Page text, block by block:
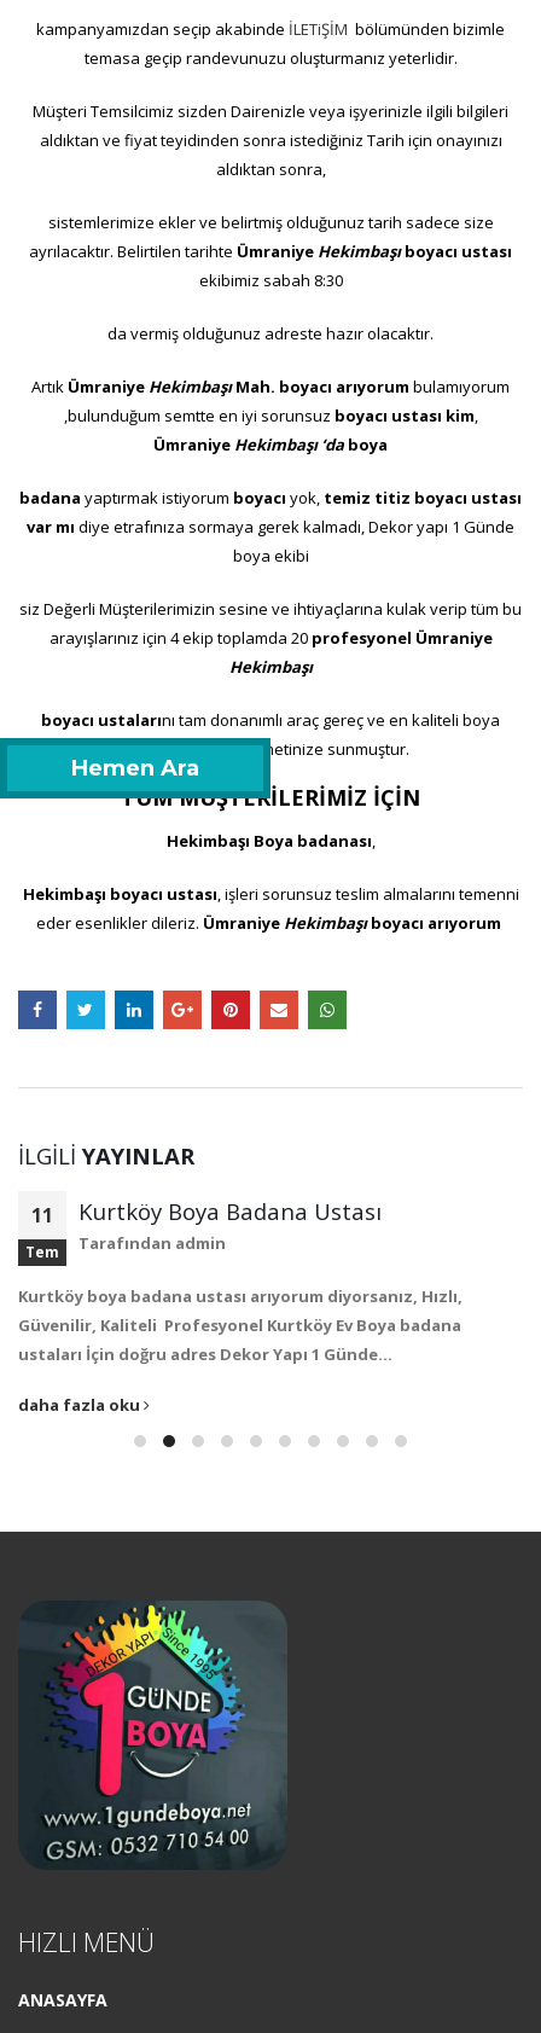
kampanyamızdan seçip akabinde İLETiŞİM bölümünden bizimle
temasa geçip randevunuzu oluşturmanız yeterlidir.
Müşteri Temsilcimiz sizden Dairenizle veya işyerinizle ilgili bilgileri
aldıktan ve fiyat teyidinden sonra istediğiniz Tarih için onayınızı
aldıktan sonra,
sistemlerimize ekler ve belirtmiş olduğunuz tarih sadece size
ayrılacaktır. Belirtilen tarihte Ümraniye Hekimbaşıboyacı ustası
ekibimiz sabah 8:30
da vermiş olduğunuz adreste hazır olacaktır.
Artık Ümraniye HekimbaşıMah. boyacı arıyorum bulamıyorum
,bulunduğum semtte en iyi sorunsuz boyacı ustası kim,
Ümraniye Hekimbaşı ‘daboya
badana yaptırmak istiyorum boyacı yok, temiz titiz boyacı ustası
var mı diye etrafınıza sormaya gerek kalmadı, Dekor yapı 1 Günde
boya ekibi
siz Değerli Müşterilerimizin sesine ve ihtiyaçlarına kulak verip tüm bu
arayışlarınız için 4 ekip toplamda 20 profesyonel Ümraniye
Hekimbaşı
boyacı ustalarını tam donanımlı araç gereç ve en kaliteli boya
malzemelerini hizmetinize sunmuştur.
TÜM MÜŞTERİLERİMİZ İÇİN
Hekimbaşı Boya badanası,
Hekimbaşı boyacı ustası, işleri sorunsuz teslim almalarını temenni
eder esenlikler dileriz. Ümraniye Hekimbaşıboyacı arıyorum
İLGILIYAYINLAR
11
Tem
Kurtköy Boya Badana Ustası
Tarafından admin
Kurtköy boya badana ustası arıyorum diyorsanız, Hızlı,
Güvenilir, Kaliteli Profesyonel Kurtköy Ev Boya badana
ustaları İçin doğru adres Dekor Yapı 1 Günde…
daha fazla oku
HIZLI MENÜ
ANASAYFA
Hemen Ara